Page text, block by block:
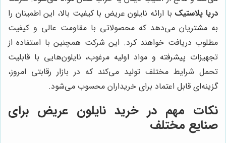
دریا پلاستیک با ارائه نایلون عریض با کیفیت بالا، این اطمینان را
به مشتریان می‌دهد که محصولاتی با مقاومت عالی و کیفیت
مطلوب دریافت خواهند کرد. این شرکت همچنین با استفاده از
تجهیزات پیشرفته و مواد اولیه مرغوب، نایلون‌هایی با قابلیت
تحمل شرایط مختلف تولید می‌کند که در بازار رقابتی امروز،
گزینه‌ای قابل اعتماد برای خریداران محسوب می‌شود.
نکات مهم در خرید نایلون عریض برای
صنایع مختلف